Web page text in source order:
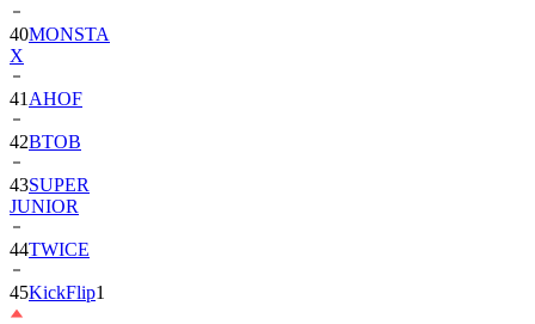
40MONSTA
X
41 AHOF
42BTOB
43SUPER
JUNIOR
44TWICE
45KickFlip1